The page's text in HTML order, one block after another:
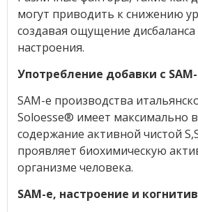
могут приводить к снижению
создавая ощущение дисбаланса
настроения.
Употребление добавки с
SAM-e производства
Soloesse® имеет максимально
содержание активной чистой
проявляет биохимическую
организме человека.
SAM-e, настроение и